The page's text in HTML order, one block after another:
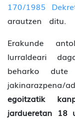
170/1985
arautzen ditu.
Erakunde
lurraldeari
beharko dute
egoitzatik
jardueretan 18